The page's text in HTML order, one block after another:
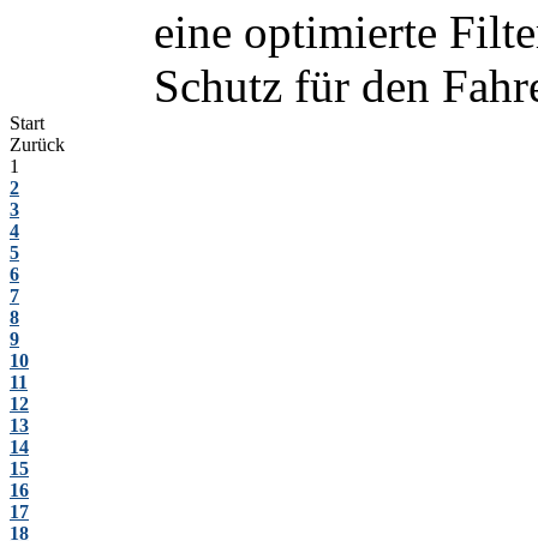
eine optimierte
Schutz für den
Start
Zurück
1
2
3
4
5
6
7
8
9
10
11
12
13
14
15
16
17
18